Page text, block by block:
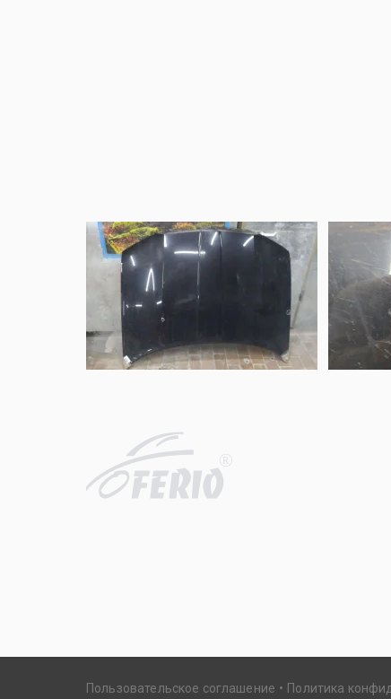
R
Пользовательское соглашение Политика